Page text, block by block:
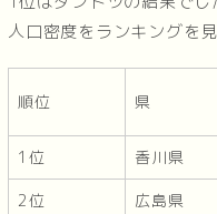
人口密度をランキングを
順位 県
1位 香川県
2位 広島県